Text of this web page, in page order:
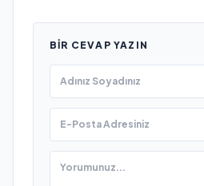
BIR CEVAP YAZIN